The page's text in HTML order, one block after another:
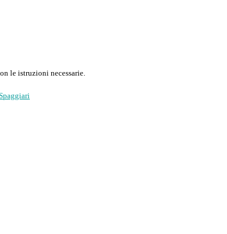
le istruzioni necessarie.